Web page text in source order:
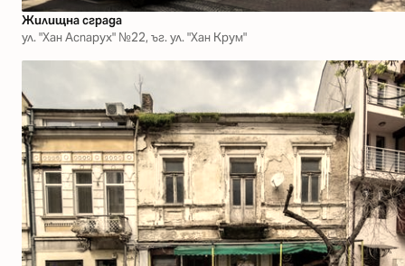
Жилищна сграда
ул. "Хан Аспарух" №22, ъг. ул. "Хан Крум"